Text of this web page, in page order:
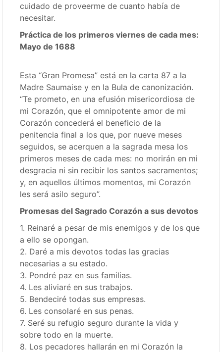
cuidado de proveerme de cuanto había de
necesitar.
Práctica de los primeros viernes de cada mes:
Mayo de 1688
Esta “Gran Promesa” está en la carta 87 a la
Madre Saumaise y en la Bula de canonización.
“Te prometo, en una efusión misericordiosa de
mi Corazón, que el omnipotente amor de mi
Corazón concederá el beneficio de la
penitencia final a los que, por nueve meses
seguidos, se acerquen a la sagrada mesa los
primeros meses de cada mes: no morirán en mi
desgracia ni sin recibir los santos sacramentos;
y, en aquellos últimos momentos, mi Corazón
les será asilo seguro”.
Promesas del Sagrado Corazón a sus devotos
1. Reinaré a pesar de mis enemigos y de los que
a ello se opongan.
2. Daré a mis devotos todas las gracias
necesarias a su estado.
3. Pondré paz en sus familias.
4. Les aliviaré en sus trabajos.
5. Bendeciré todas sus empresas.
6. Les consolaré en sus penas.
7. Seré su refugio seguro durante la vida y
sobre todo en la muerte.
8. Los pecadores hallarán en mi Corazón la